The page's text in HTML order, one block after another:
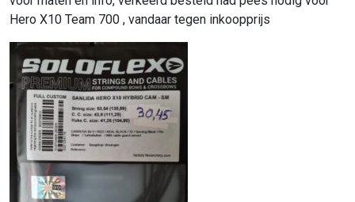
Hero X10 Team 700 , vandaar tegen inkoopprijs